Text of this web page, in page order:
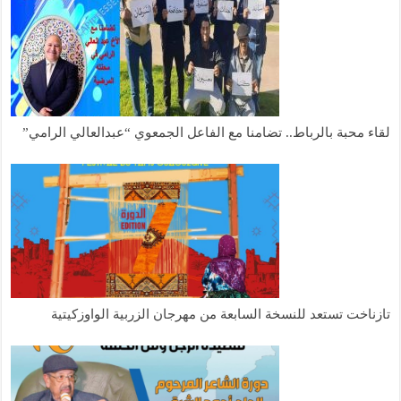
لقاء محبة بالرباط.. تضامنا مع الفاعل الجمعوي “عبدالعالي الرامي”
تازناخت تستعد للنسخة السابعة من مهرجان الزربية الواوزكيتية